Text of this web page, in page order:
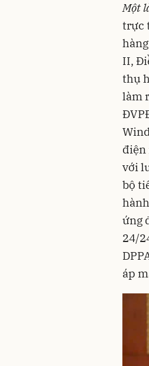
Một
trực
II,
thụ
làm
điện
với
bộ
ứng
24/
áp